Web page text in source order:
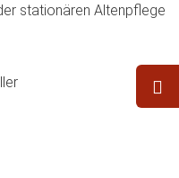
stationären Altenpflege